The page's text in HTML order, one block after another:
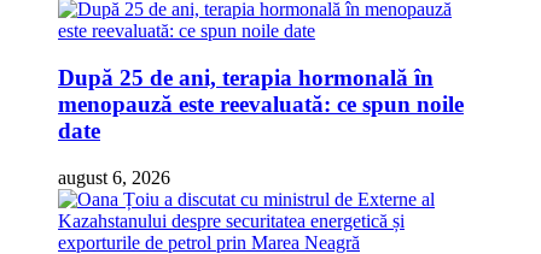
După 25 de ani, terapia hormonală în
menopauză este reevaluată: ce spun noile
date
august 6, 2026